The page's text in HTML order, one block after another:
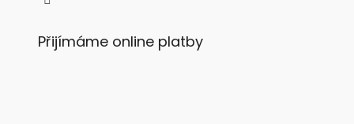
Přijímáme online platby